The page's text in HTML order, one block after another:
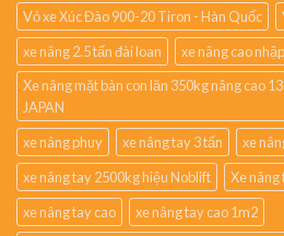
Vỏ xe Xúc Đào 900-20 Tiron - Hàn Quốc
xe nâng 2.5 tấn đài loan
xe nâng cao
Xe nâng mặt bàn con lăn 350kg nâng cao
JAPAN
xe nâng phuy
xe nâng tay 3 tấn
xe
xe nâng tay 2500kg hiệu Noblift
Xe
xe nâng tay cao
xe nâng tay cao 1m2